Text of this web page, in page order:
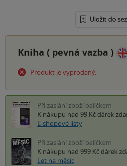
Uložit do
Kniha ( pevná vazba )
Produkt je vyprodaný.
Při zaslání zboží balíčkem
K nákupu nad 99 Kč dárek
E-shopové listy
Při zaslání zboží balíčkem
K nákupu nad 999 Kč dárek
Let na měsíc